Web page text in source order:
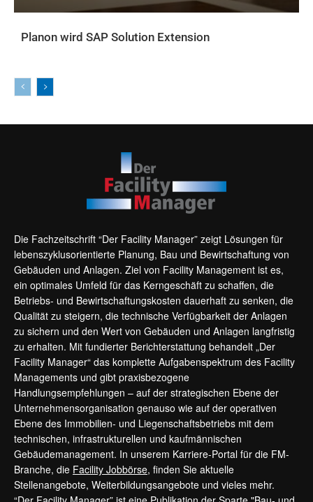
Planon wird SAP Solution Extension
Die Fachzeitschrift “Der Facility Manager” zeigt Lösungen für
lebenszyklusorientierte Planung, Bau und Bewirtschaftung von
Gebäuden und Anlagen. Ziel von Facility Management ist es,
ein optimales Umfeld für das Kerngeschäft zu schaffen, die
Betriebs- und Bewirtschaftungskosten dauerhaft zu senken, die
Qualität zu steigern, die technische Verfügbarkeit der Anlagen
zu sichern und den Wert von Gebäuden und Anlagen langfristig
zu erhalten. Mit fundierter Berichterstattung behandelt „Der
Facility Manager“ das komplette Aufgabenspektrum des Facility
Managements und gibt praxisbezogene
Handlungsempfehlungen – auf der strategischen Ebene der
Unternehmensorganisation genauso wie auf der operativen
Ebene des Immobilien- und Liegenschaftsbetriebs mit dem
technischen, infrastrukturellen und kaufmännischen
Gebäudemanagement. In unserem Karriere-Portal für die FM-
Branche, die Facility Jobbörse, finden Sie aktuelle
Stellenangebote, Weiterbildungsangebote und vieles mehr.